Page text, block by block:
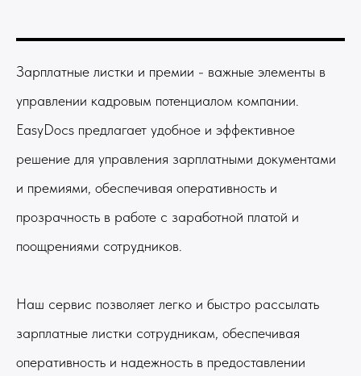
Зарплатные листки и премии - важные элементы в
управлении кадровым потенциалом компании.
EasyDocs предлагает удобное и эффективное
решение для управления зарплатными документами
и премиями, обеспечивая оперативность и
прозрачность в работе с заработной платой и
поощрениями сотрудников.
Наш сервис позволяет легко и быстро рассылать
зарплатные листки сотрудникам, обеспечивая
оперативность и надежность в предоставлении